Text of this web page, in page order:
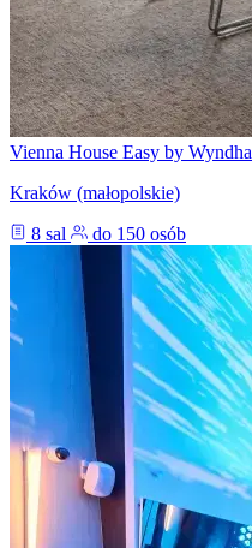
Vienna House Easy by
Kraków (małopolskie)
8 sal
do 150 osób